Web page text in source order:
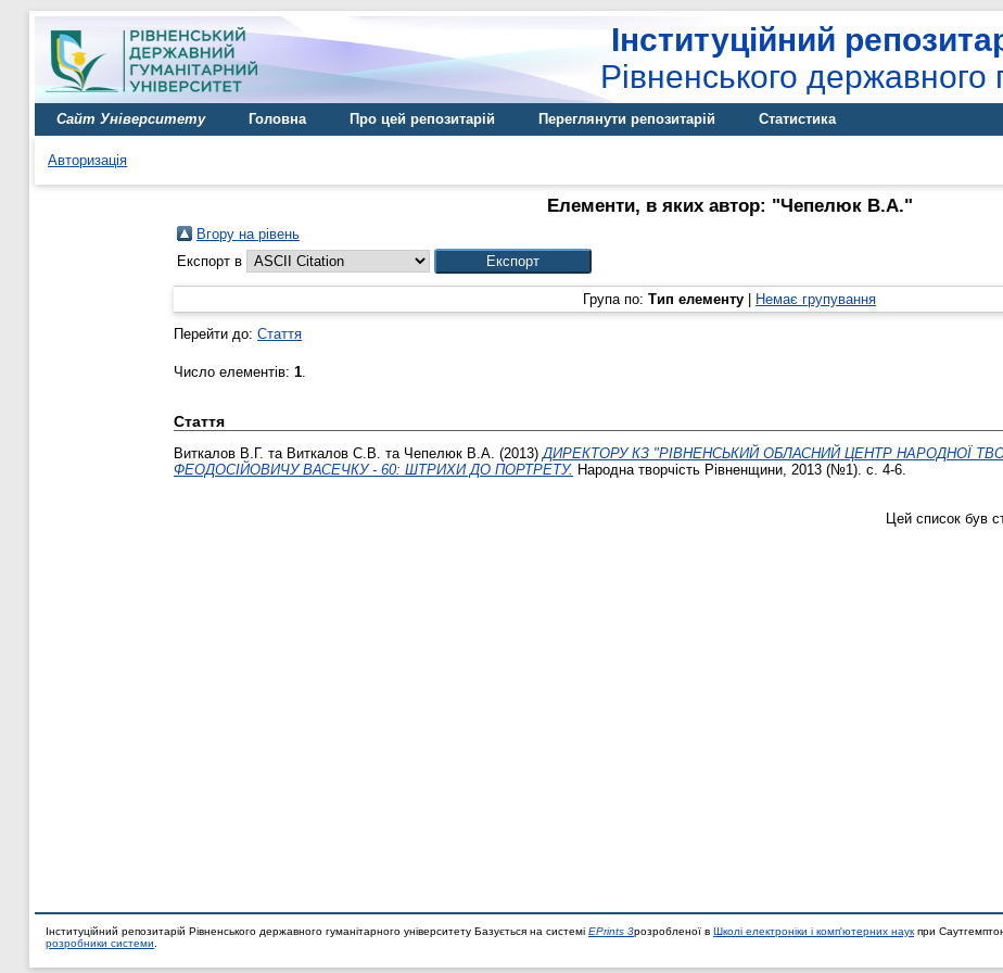
Інституційний
Рівненського державного
Сайт Університету Головна Про цей репозитарій Переглянути репозитарій Статистика
Авторизація
Елементи, в яких автор: "Чепелюк В.А."
Вгору на рівень
Експорт в
Група по: Тип елементу Немає групування
Перейти до: Стаття
Число елементів: 1.
Стаття
Виткалов В.Г. та Виткалов С.В. та Чепелюк В.А. (2013) ДИРЕКТОРУ КЗ "РІВНЕНСЬКИЙ ОБЛАСНИЙ ЦЕНТР НАРОДНОЇ
ФЕОДОСІЙОВИЧУ ВАСЕЧКУ - 60: ШТРИХИ ДО ПОРТРЕТУ. Народна творчість Рівненщини, 2013 (№1). с. 4-6.
Цей список був
Інституційний репозитарій Рівненського державного гуманітарного університету Базується на системі EPrints 3розробленої в Школі електроніки і комп'ютерних наук при
розробники системи